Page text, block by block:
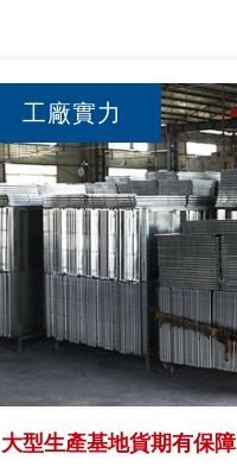
工廠實力
大型生產基地貨期有保障